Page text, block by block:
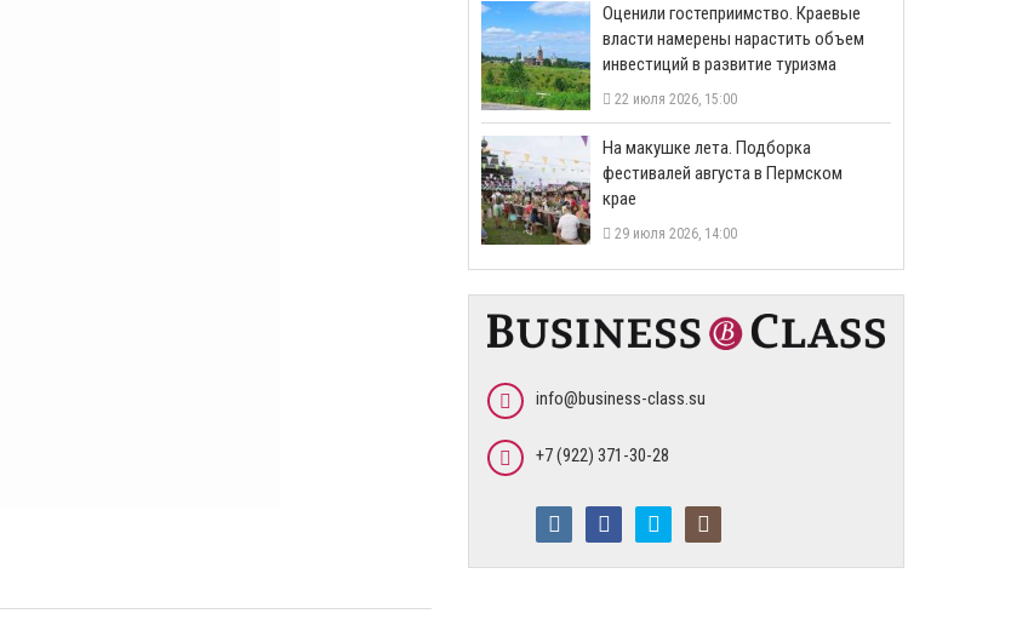
Оценили гостеприимство. Краевые
власти намерены нарастить объем
инвестиций в развитие туризма
22 июля 2026, 15:00
На макушке лета. Подборка
фестивалей августа в Пермском
крае
29 июля 2026, 14:00
info@business-class.su
+7 (922) 371-30-28